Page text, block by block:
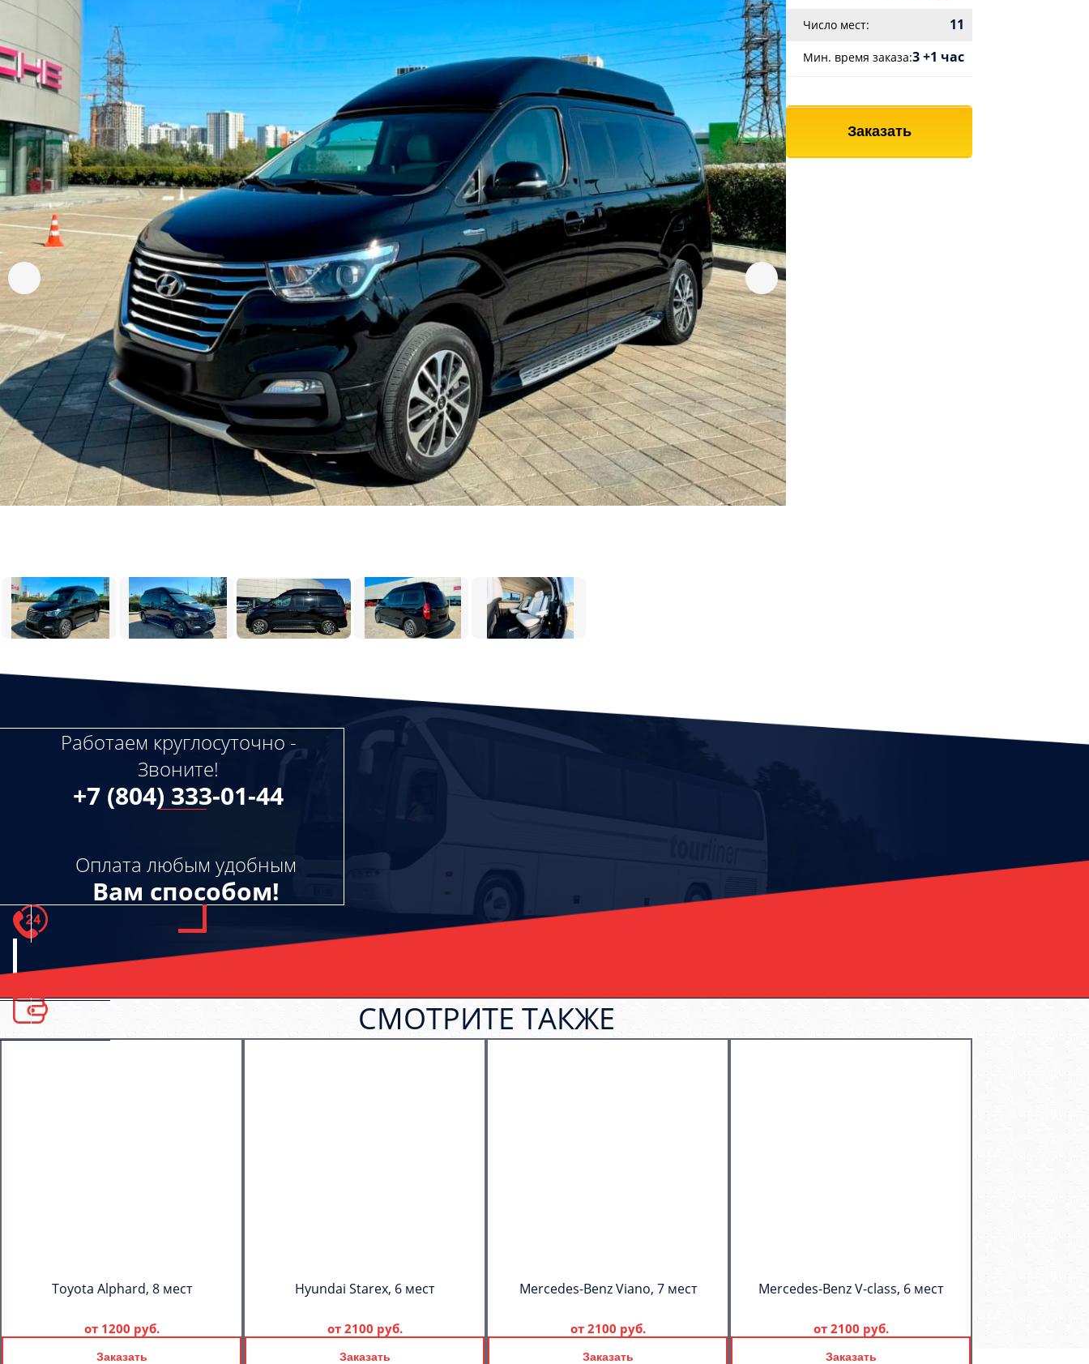
Число мест: 11
Мин. время заказа:3 +1 час
Заказать
Работаем круглосуточно -
Звоните!
+7 (804) 333-01-44
Оплата любым удобным
Вам способом!
СМОТРИТЕ ТАКЖЕ
Toyota Alphard, 8 мест
от 1200 руб.
Заказать
Hyundai Starex, 6 мест
от 2100 руб.
Заказать
Mercedes-Benz Viano, 7 мест
от 2100 руб.
Заказать
Mercedes-Benz V-class, 6 мест
от 2100 руб.
Заказать